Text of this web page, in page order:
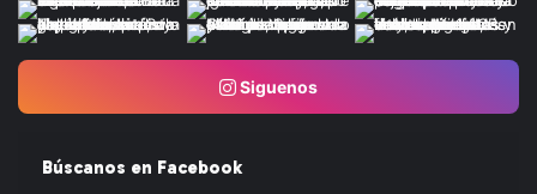
Siguenos
Búscanos en Facebook